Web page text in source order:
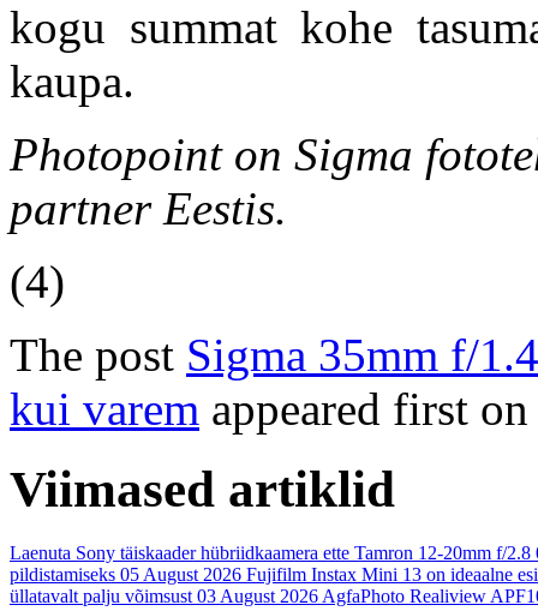
kogu summat kohe
kaupa.
Photopoint on Sigma
partner Eestis.
(4)
The post Sigma 35mm f/
kui varem appeared first
Viimased artiklid
Laenuta Sony täiskaader hübriidkaamera ette Tamron 12-20mm f/2.8
pildistamiseks 05 August 2026 Fujifilm Instax Mini 13 on ideaalne
üllatavalt palju võimsust 03 August 2026 AgfaPhoto Realiview